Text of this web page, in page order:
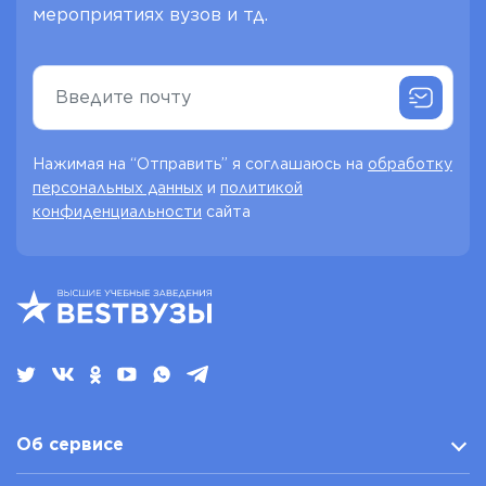
мероприятиях вузов и тд.
Нажимая на “Отправить” я соглашаюсь на обработку
персональных данных и политикой
конфиденциальности сайта
Об сервисе